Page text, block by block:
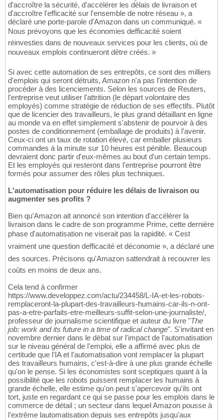
d'accroître la sécurité, d'accélérer les délais de livraison et
d'accroître l'efficacité sur l'ensemble de notre réseau », a
déclaré une porte-parole d'Amazon dans un communiqué. «
Nous prévoyons que les économies defficacité soient
réinvesties dans de nouveaux services pour les clients, où de
nouveaux emplois continueront dêtre créés. »
Si avec cette automation de ses entrepôts, ce sont des milliers
d'emplois qui seront détruits, Amazon n'a pas l'intention de
procéder à des licenciements. Selon les sources de Reuters,
l'entreprise veut utiliser l'attrition (le départ volontaire des
employés) comme stratégie de réduction de ses effectifs. Plutôt
que de licencier des travailleurs, le plus grand détaillant en ligne
au monde va en effet simplement s'abstenir de pourvoir à des
postes de conditionnement (emballage de produits) à l'avenir.
Ceux-ci ont un taux de rotation élevé, car emballer plusieurs
commandes à la minute sur 10 heures est pénible. Beaucoup
devraient donc partir d'eux-mêmes au bout d'un certain temps.
Et les employés qui resteront dans l'entreprise pourront être
formés pour assumer des rôles plus techniques.
L'automatisation pour réduire les délais de livraison ou
augmenter ses profits ?
Bien qu'Amazon ait annoncé son intention d'accélérer la
livraison dans le cadre de son programme Prime, cette dernière
phase d'automatisation ne viserait pas la rapidité. « Cest
vraiment une question defficacité et déconomie », a déclaré une
des sources. Précisons qu'Amazon sattendrait à recouvrer les
coûts en moins de deux ans.
Cela tend à confirmer
https://www.developpez.com/actu/234458/L-IA-et-les-robots-
remplaceront-la-plupart-des-travailleurs-humains-car-ils-n-ont-
pas-a-etre-parfaits-etre-meilleurs-suffit-selon-une-journaliste/,
professeur de journalisme scientifique et auteur du livre "The
job: work and its future in a time of radical change". S'invitant en
novembre dernier dans le débat sur l'impact de l'automatisation
sur le niveau général de l'emploi, elle a affirmé avec plus de
certitude que l'IA et l'automatisation vont remplacer la plupart
des travailleurs humains, c'est-à-dire à une plus grande échelle
qu'on le pense. Si les économistes sont sceptiques quant à la
possibilité que les robots puissent remplacer les humains à
grande échelle, elle estime qu'on peut s'apercevoir qu'ils ont
tort, juste en regardant ce qui se passe pour les emplois dans le
commerce de détail ; un secteur dans lequel Amazon pousse à
l'extrême lautomatisation depuis ses entrepôts jusqu'aux